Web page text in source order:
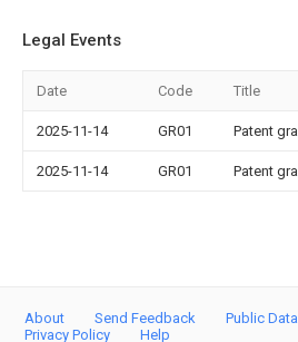
Legal Events
Date Code Title
2025-11-14 GR01 Patent
2025-11-14 GR01 Patent
About Send Feedback Public
Privacy Policy
Help